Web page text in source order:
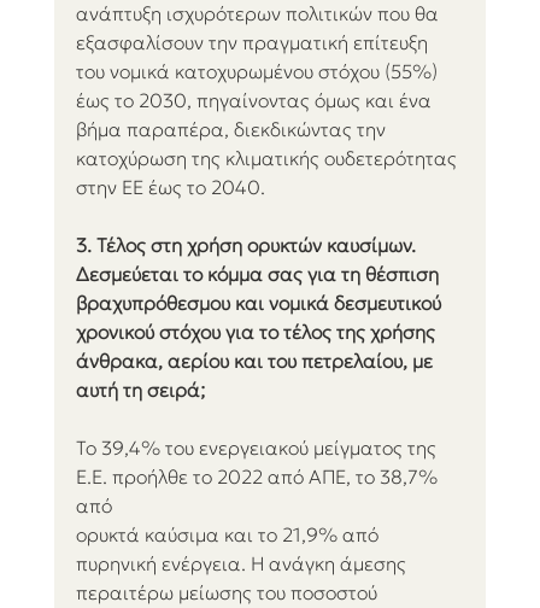
ανάπτυξη ισχυρότερων πολιτικών που θα
εξασφαλίσουν την πραγματική επίτευξη
του νομικά κατοχυρωμένου στόχου (55%)
έως το 2030, πηγαίνοντας όμως και ένα
βήμα παραπέρα, διεκδικώντας την
κατοχύρωση της κλιματικής ουδετερότητας
στην ΕΕ έως το 2040.
3. Τέλος στη χρήση ορυκτών καυσίμων.
Δεσμεύεται το κόμμα σας για τη θέσπιση
βραχυπρόθεσμου και νομικά δεσμευτικού
χρονικού στόχου για το τέλος της χρήσης
άνθρακα, αερίου και του πετρελαίου, με
αυτή τη σειρά;
Το 39,4% του ενεργειακού μείγματος της
Ε.Ε. προήλθε το 2022 από ΑΠΕ, το 38,7%
από
ορυκτά καύσιμα και το 21,9% από
πυρηνική ενέργεια. Η ανάγκη άμεσης
περαιτέρω μείωσης του ποσοστού